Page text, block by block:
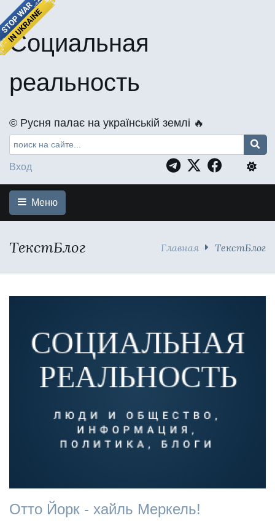
Социальная
реальность
©️ Русня палає на українській землі 🔥
Вход
Меню
ТекстБлог Главная ТекстБлог
Отто Йорк - хайль Меркель!